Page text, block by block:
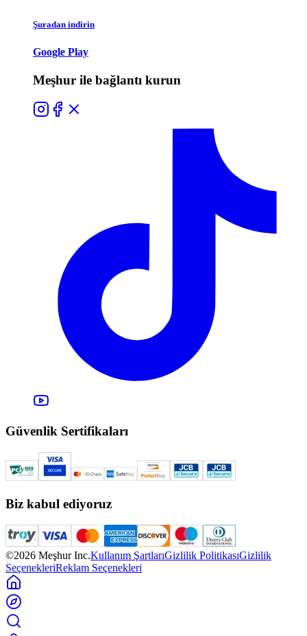
Şuradan indirin
Google Play
Meşhur ile bağlantı kurun
Güvenlik Sertifikaları
Biz kabul ediyoruz
©2026 Meşhur Inc.Kullanım ŞartlarıGizlilik PolitikasıGizlilik
SeçenekleriReklam Seçenekleri